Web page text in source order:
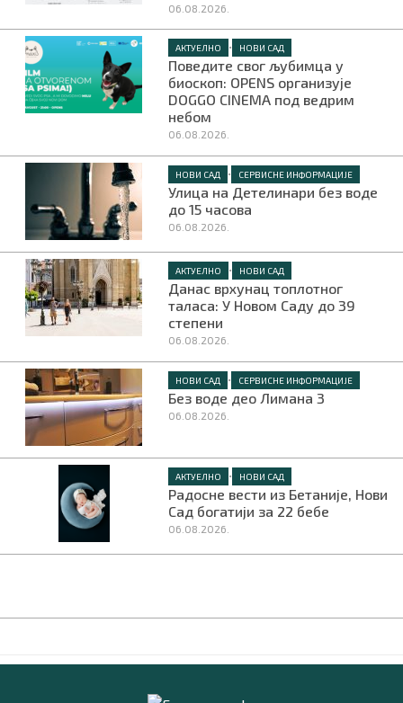
06.08.2026.
АКТУЕЛНО • НОВИ САД
Поведите свог љубимца у
биоскоп: OPENS организује
DOGGO CINEMA под ведрим
небом
06.08.2026.
НОВИ САД • СЕРВИСНЕ ИНФОРМАЦИЈЕ
Улица на Детелинари без воде
до 15 часова
06.08.2026.
АКТУЕЛНО • НОВИ САД
Данас врхунац топлотног
таласа: У Новом Саду до 39
степени
06.08.2026.
НОВИ САД • СЕРВИСНЕ ИНФОРМАЦИЈЕ
Без воде део Лимана 3
06.08.2026.
АКТУЕЛНО • НОВИ САД
Радосне вести из Бетаније, Нови
Сад богатији за 22 бебе
06.08.2026.